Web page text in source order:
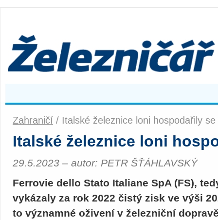
Zahraničí / Italské železnice loni hospodařily
Italské železnice loni
29.5.2023 – autor: PETR ŠŤÁHLAVSKÝ
Ferrovie dello Stato Italiane SpA (FS),
vykázaly za rok 2022 čistý zisk ve výši
to významné oživení v železniční